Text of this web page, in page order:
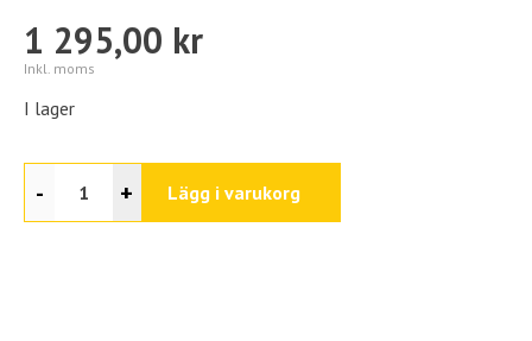
1 295,00 kr
Inkl. moms
I lager
- + Lägg i varukorg